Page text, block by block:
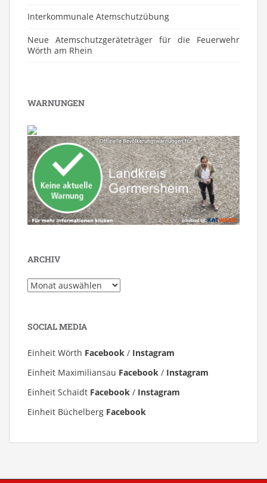
⁠Interkommunale Atemschutzübung
Neue Atemschutzgeräteträger für die Feuerwehr
Wörth am Rhein
WARNUNGEN
ARCHIV
Archiv
SOCIAL MEDIA
Einheit Wörth Facebook / Instagram
Einheit Maximiliansau Facebook / Instagram
Einheit Schaidt Facebook / Instagram
Einheit Büchelberg Facebook